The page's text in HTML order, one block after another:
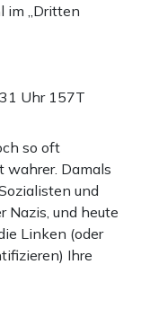
im „Dritten
Uhr 157T
so oft
wahrer. Damals
und
Nazis, und heute
Linken (oder
Ihre